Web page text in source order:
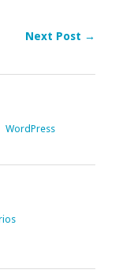
Next Post →
WordPress